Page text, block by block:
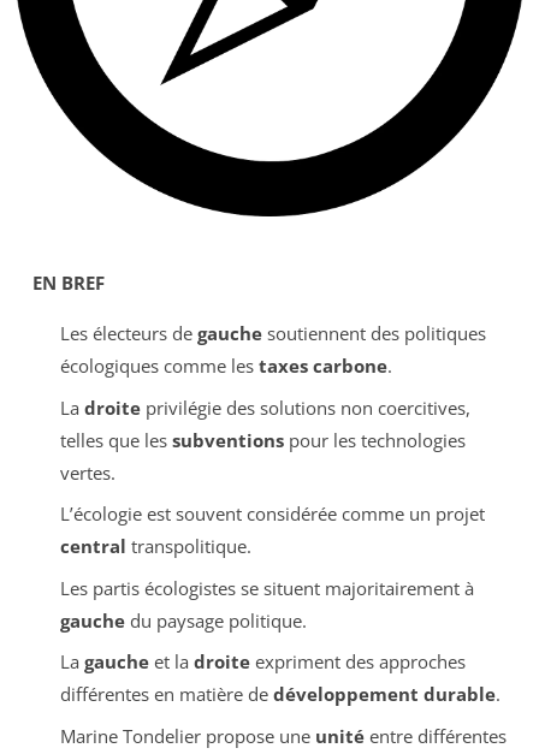
EN BREF
Les électeurs de gauchesoutiennent des politiques
écologiques comme les taxes carbone.
La droiteprivilégie des solutions non coercitives,
telles que les subventionspour les technologies
vertes.
L’écologie est souvent considérée comme un projet
central transpolitique.
Les partis écologistes se situent majoritairement à
gauchedu paysage politique.
La gaucheet la droiteexpriment des approches
différentes en matière de développement durable.
Marine Tondelier propose une unitéentre différentes